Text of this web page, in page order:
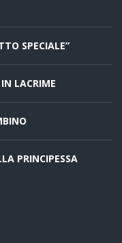
SPECIALE”
LACRIME
PRINCIPESSA